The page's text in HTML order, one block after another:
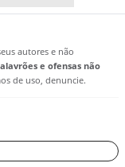
autores e não
e ofensas não
de uso, denuncie.